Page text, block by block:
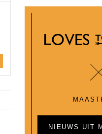
NIEUWS UIT